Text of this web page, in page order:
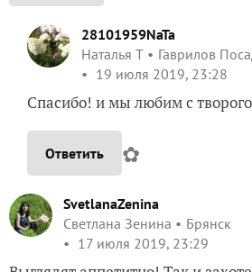
28101959NaTa
Наталья Т
Гаврилов
19 июля 2019, 23:28
Спасибо! и мы любим с
Ответить ✿
SvetlanaZenina
Светлана Зенина
Брянск
17 июля 2019, 23:29